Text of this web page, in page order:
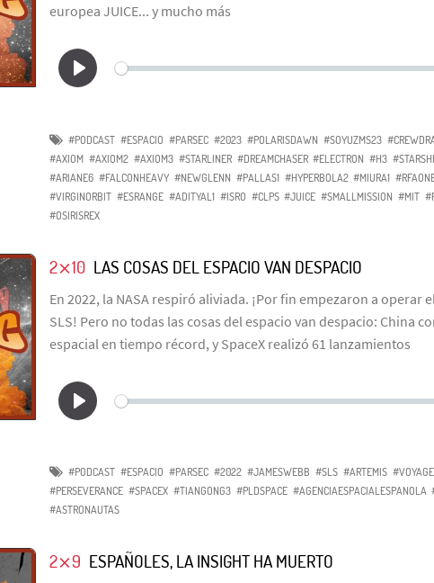
europea JUICE... y mucho más
#PODCAST #ESPACIO #PARSEC #2023 #POLARISDAWN #SOYUZMS23
#AXIOM #AXIOM2 #AXIOM3 #STARLINER #DREAMCHASER #ELECTRON #H3
#ARIANE6 #FALCONHEAVY #NEWGLENN #PALLAS1 #HYPERBOLA2 #MIURA1
#VIRGINORBIT #ESRANGE #ADITYAL1 #ISRO #CLPS #JUICE #SMALLMISSION #MIT
#OSIRISREX
2⨯10 LAS COSAS DEL ESPACIO VAN DESPACIO
En 2022, la NASA respiró aliviada. ¡Por fin empezaron a operar
SLS! Pero no todas las cosas del espacio van despacio: China
espacial en tiempo récord, y SpaceX realizó 61 lanzamientos
#PODCAST #ESPACIO #PARSEC #2022 #JAMESWEBB #SLS #ARTEMIS
#PERSEVERANCE #SPACEX #TIANGONG3 #PLDSPACE #AGENCIAESPACIALESPANOLA
#ASTRONAUTAS
2⨯9 ESPAÑOLES, LA INSIGHT HA MUERTO